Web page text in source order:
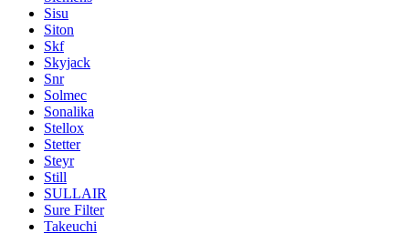
Sisu
Siton
Skf
Skyjack
Snr
Solmec
Sonalika
Stellox
Stetter
Steyr
Still
SULLAIR
Sure Filter
Takeuchi